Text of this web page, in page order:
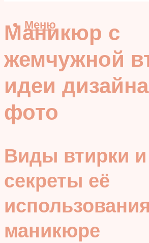
Меню
Маникюр с
жемчужной
идеи
фото
Виды втирки и
секреты её
маникюре